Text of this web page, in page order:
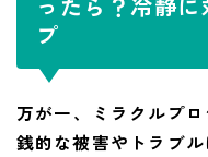
プ
万が一、ミラクルプ
銭的な被害やトラブ